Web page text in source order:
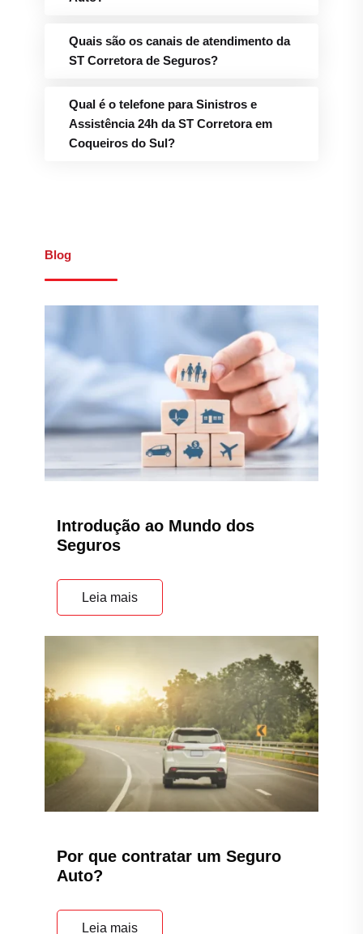
Quais são os canais de atendimento da
ST Corretora de Seguros?
Qual é o telefone para Sinistros e
Assistência 24h da ST Corretora em
Coqueiros do Sul?
Blog
Introdução ao Mundo dos
Seguros
Leia mais
Por que contratar um Seguro
Auto?
Leia mais